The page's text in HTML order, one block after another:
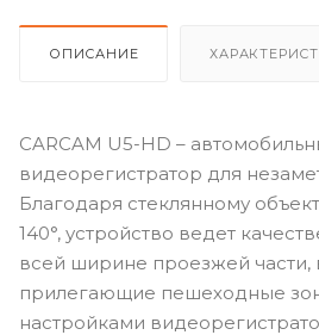
ОПИСАНИЕ
CARCAM U5-HD –
видеорегистратор для
Благодаря стеклянному
140°, устройство ведет
всей ширине проезжей части,
прилегающие пешеходные
настройками